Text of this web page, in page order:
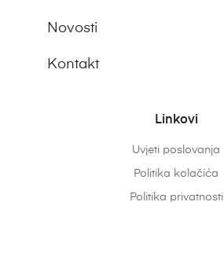
Novosti
Kontakt
Linkovi
Uvjeti poslovanja
Politika kolačića
Politika privatnosti